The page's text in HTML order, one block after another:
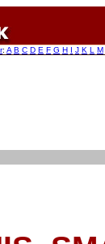
: A B C D E F G H I J K L M